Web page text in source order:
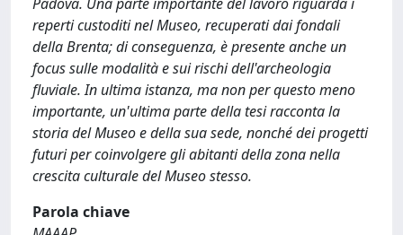
reperti custoditi nel Museo, recuperati dai fondali
della Brenta; di conseguenza, è presente anche un
focus sulle modalità e sui rischi dell'archeologia
fluviale. In ultima istanza, ma non per questo meno
importante, un'ultima parte della tesi racconta la
storia del Museo e della sua sede, nonché dei progetti
futuri per coinvolgere gli abitanti della zona nella
crescita culturale del Museo stesso.
Parola chiave